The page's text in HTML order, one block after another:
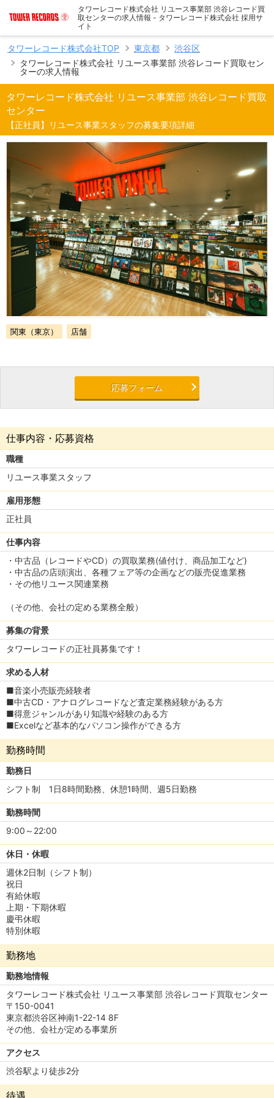
タワーレコード株式会社 リユース事業部 渋谷レコード買
取センターの求人情報 - タワーレコード株式会社 採用サ
イト
タワーレコード株式会社TOP 東京都
渋谷区
タワーレコード株式会社 リユース事業部 渋谷レコード買取セン
ターの求人情報
タワーレコード株式会社 リユース事業部 渋谷レコード買取
センター
【正社員】リユース事業スタッフの募集要項詳細
関東（東京） 店舗
応募フォーム
仕事内容・応募資格
職種
リユース事業スタッフ
雇用形態
正社員
仕事内容
・中古品（レコードやCD）の買取業務(値付け、商品加工など)
・中古品の店頭演出、各種フェア等の企画などの販売促進業務
・その他リユース関連業務
（その他、会社の定める業務全般）
募集の背景
タワーレコードの正社員募集です！
求める人材
■音楽小売販売経験者
■中古CD・アナログレコードなど査定業務経験がある方
■得意ジャンルがあり知識や経験のある方
■Excelなど基本的なパソコン操作ができる方
勤務時間
勤務日
シフト制 1日8時間勤務、休憩1時間、週5日勤務
勤務時間
9:00～22:00
休日・休暇
週休2日制（シフト制）
祝日
有給休暇
上期・下期休暇
慶弔休暇
特別休暇
勤務地
勤務地情報
タワーレコード株式会社 リユース事業部 渋谷レコード買取センター
〒150-0041
東京都渋谷区神南1-22-14 8F
その他、会社が定める事業所
アクセス
渋谷駅より徒歩2分
待遇